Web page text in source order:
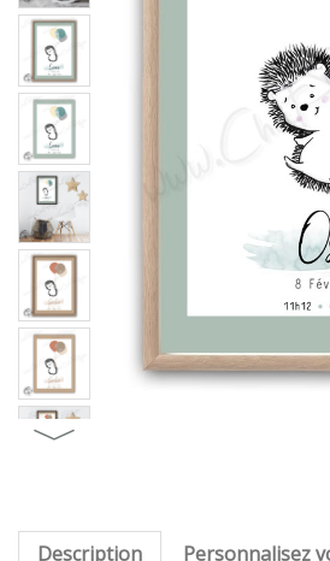
Description Personnalisez